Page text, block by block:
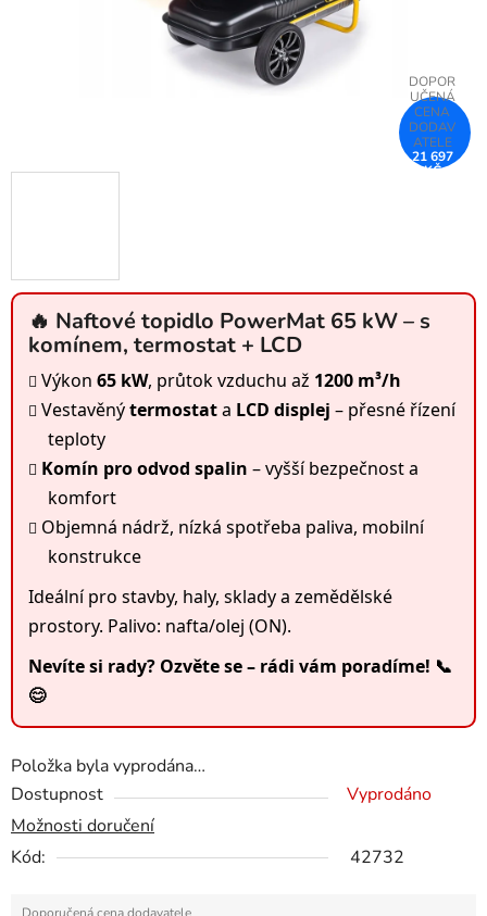
🔥 Naftové topidlo PowerMat 65 kW – s
komínem, termostat + LCD
Výkon 65 kW, průtok vzduchu až 1200 m³/h
Vestavěnýtermostata LCD displej – přesné řízení
teploty
Komín pro odvod spalin – vyšší bezpečnost a
komfort
Objemná nádrž, nízká spotřeba paliva, mobilní
konstrukce
Ideální pro stavby, haly, sklady a zemědělské
prostory. Palivo: nafta/olej (ON).
Nevíte si rady? Ozvěte se – rádi vám poradíme! 📞
😊
Položka byla vyprodána…
Dostupnost
Vyprodáno
Možnosti doručení
Kód:
42732
21 697
KČ